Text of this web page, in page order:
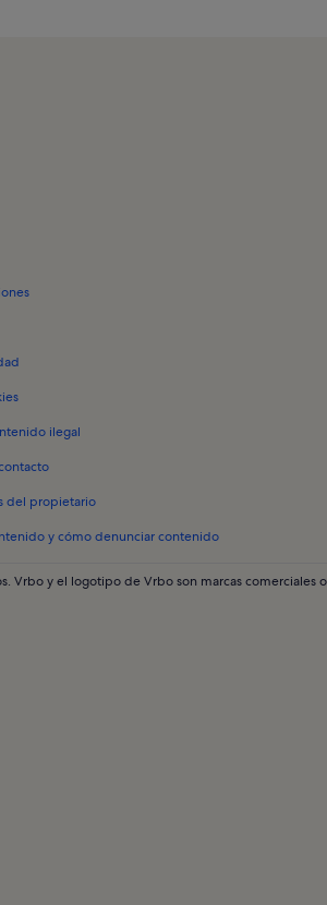
ilegal
del propietario
y cómo denunciar contenido
y el logotipo de Vrbo son marcas comerciales